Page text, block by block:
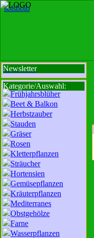
sbisbbib
Newsletter
Kategorie/Auswahl:
Frühjahrsblüher
Beet & Balkon
Herbstzauber
Stauden
Gräser
Rosen
Kletterpflanzen
Sträucher
Hortensien
Gemüsepflanzen
Kräuterpflanzen
Mediterranes
Obstgehölze
Farne
Wasserpflanzen